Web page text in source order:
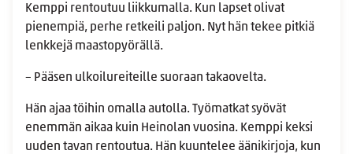
Kemppi rentoutuu liikkumalla. Kun lapset olivat
pienempiä, perhe retkeili paljon. Nyt hän tekee pitkiä
lenkkejä maastopyörällä.
– Pääsen ulkoilureiteille suoraan takaovelta.
Hän ajaa töihin omalla autolla. Työmatkat syövät
enemmän aikaa kuin Heinolan vuosina. Kemppi keksi
uuden tavan rentoutua. Hän kuuntelee äänikirjoja, kun